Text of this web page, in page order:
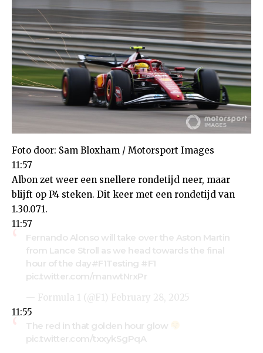
Foto door: Sam Bloxham / Motorsport Images
11:57
Albon zet weer een snellere rondetijd neer, maar
blijft op P4 steken. Dit keer met een rondetijd van
1.30.071.
11:57
Fernando Alonso will take over the Aston Martin
from Lance Stroll as we head towards the final
hour of the day#F1Testing #F1
pic.twitter.com/manwtNrxPr
— Formula 1 (@F1) February 28, 2025
11:55
The red in that golden hour glow
pic.twitter.com/txxykSgPqA